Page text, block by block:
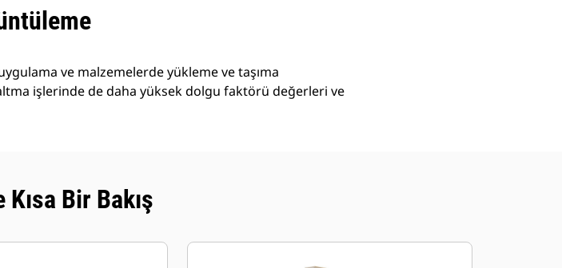
ve malzemelerde yükleme ve taşıma
işlerinde de daha yüksek dolgu faktörü değerleri ve
Bir Bakış